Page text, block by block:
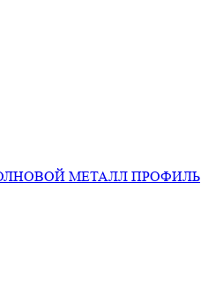
МЕТАЛЛ ПРОФИЛЬ